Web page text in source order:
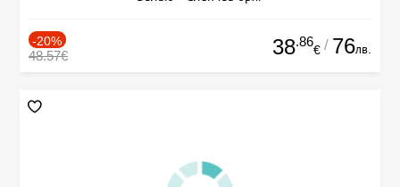
-20%
48.57€ 38.86
€ / 76лв.